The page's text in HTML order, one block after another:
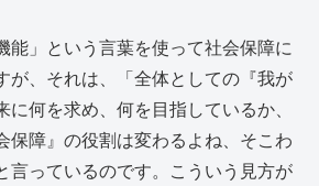
能」という言葉を使って社会保障に
が、それは、「全体としての『我が
何を求め、何を目指しているか、
保障』の役割は変わるよね、そこわ
言っているのです。こういう見方が